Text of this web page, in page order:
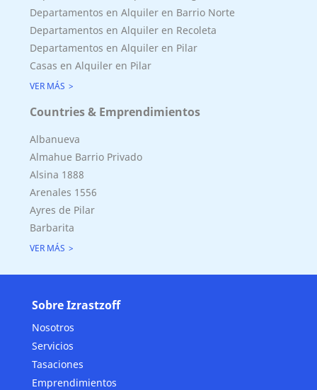
Departamentos en Alquiler en Barrio Norte
Departamentos en Alquiler en Recoleta
Departamentos en Alquiler en Pilar
Casas en Alquiler en Pilar
VER MÁS
Countries & Emprendimientos
Albanueva
Almahue Barrio Privado
Alsina 1888
Arenales 1556
Ayres de Pilar
Barbarita
VER MÁS
Sobre Izrastzoff
Nosotros
Servicios
Tasaciones
Emprendimientos